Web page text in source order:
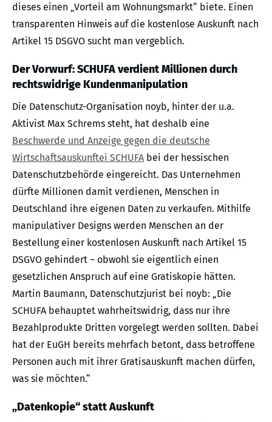
dieses einen „Vorteil am Wohnungsmarkt“ biete. Einen
transparenten Hinweis auf die kostenlose Auskunft nach
Artikel 15 DSGVO sucht man vergeblich.
Der Vorwurf: SCHUFA verdient Millionen durch
rechtswidrige Kundenmanipulation
Die Datenschutz-Organisation noyb, hinter der u.a.
Aktivist Max Schrems steht, hat deshalb eine
Beschwerde und Anzeige gegen die deutsche
Wirtschaftsauskunftei SCHUFA bei der hessischen
Datenschutzbehörde eingereicht. Das Unternehmen
dürfte Millionen damit verdienen, Menschen in
Deutschland ihre eigenen Daten zu verkaufen. Mithilfe
manipulativer Designs werden Menschen an der
Bestellung einer kostenlosen Auskunft nach Artikel 15
DSGVO gehindert – obwohl sie eigentlich einen
gesetzlichen Anspruch auf eine Gratiskopie hätten.
Martin Baumann, Datenschutzjurist bei noyb: „Die
SCHUFA behauptet wahrheitswidrig, dass nur ihre
Bezahlprodukte Dritten vorgelegt werden sollten. Dabei
hat der EuGH bereits mehrfach betont, dass betroffene
Personen auch mit ihrer Gratisauskunft machen dürfen,
was sie möchten.“
„Datenkopie“ statt Auskunft